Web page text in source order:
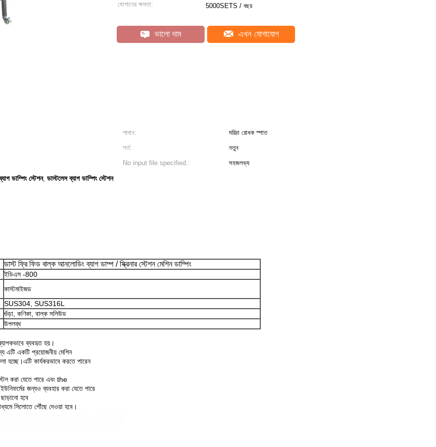
যোগানের ক্ষমতা: 5000SETS / বছর
ভালো দাম এখন যোগাযোগ
পাদান:
মরিচা রোধক স্পাত
শর্ত:
নতুন
No input file specified.:
সহজলভ্য
ডাম্পিং স্টেশন, ডাস্টলেস ব্যাগ ডাম্পিং স্টেশন
ডাস্ট ফ্রি ফিড বাল্ক আনলোডিং ব্যাগ ডাম্প / স্ক্রিনার স্টেশন মেশিন ডাম্পিং
ইডিএস -800
কাস্টমাইজড
SUS304, SUS316L
গুঁড়া, কণিকা, বাল্ক সলিউড
উপলব্ধ
ব্যবহৃত হয়।
এটি একটি প্রয়োজনীয় মেশিন
কার্যকরভাবে করতে পারেন
করা যেতে পারে এবং the
জন্যও ব্যবহার করা যেতে পারে
হবে
সিলোতে পৌঁছে দেওয়া হবে।